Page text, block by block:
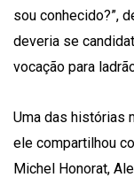
sou conhecido?”,
deveria se
vocação para
Uma das histórias
ele compartilhou
Michel Honorat,